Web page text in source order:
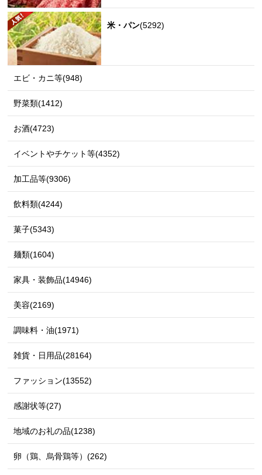
米・パン(5292)
エビ・カニ等(948)
野菜類(1412)
お酒(4723)
イベントやチケット等(4352)
加工品等(9306)
飲料類(4244)
菓子(5343)
麺類(1604)
家具・装飾品(14946)
美容(2169)
調味料・油(1971)
雑貨・日用品(28164)
ファッション(13552)
感謝状等(27)
地域のお礼の品(1238)
卵（鶏、烏骨鶏等）(262)